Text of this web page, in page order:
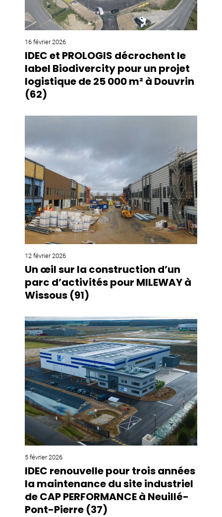
16 février 2026
IDEC et PROLOGIS décrochent le
label Biodivercity pour un projet
logistique de 25 000 m² à Douvrin
(62)
12 février 2026
Un œil sur la construction d’un
parc d’activités pour MILEWAY à
Wissous (91)
5 février 2026
IDEC renouvelle pour trois années
la maintenance du site industriel
de CAP PERFORMANCE à Neuillé-
Pont-Pierre (37)